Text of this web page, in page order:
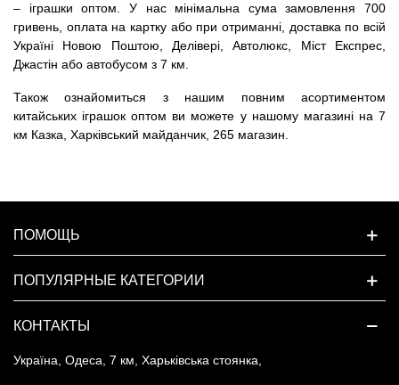
– іграшки оптом. У нас мінімальна сума замовлення 700
гривень, оплата на картку або при отриманні, доставка по всій
Україні Новою Поштою, Делівері, Автолюкс, Міст Експрес,
Джастін або автобусом з 7 км.
Також ознайомиться з нашим повним асортиментом
китайських іграшок оптом ви можете у нашому магазині на 7
км Казка, Харківський майданчик, 265 магазин.
ПОМОЩЬ
ПОПУЛЯРНЫЕ КАТЕГОРИИ
КОНТАКТЫ
Україна, Одеса, 7 км, Харьківська стоянка,